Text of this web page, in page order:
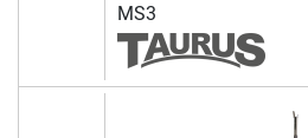
MS3